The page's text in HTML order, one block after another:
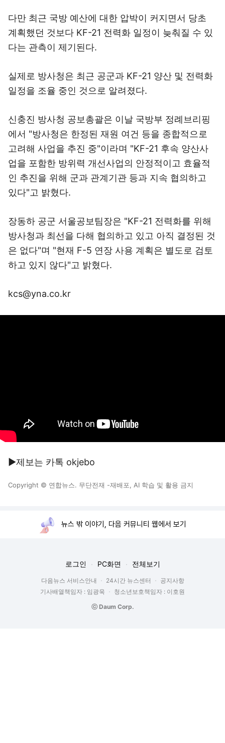
다만 최근 국방 예산에 대한 압박이 커지면서 당초
계획했던 것보다 KF-21 전력화 일정이 늦춰질 수 있
다는 관측이 제기된다.
실제로 방사청은 최근 공군과 KF-21 양산 및 전력화
일정을 조율 중인 것으로 알려졌다.
신충진 방사청 공보총괄은 이날 국방부 정례브리핑
에서 "방사청은 한정된 재원 여건 등을 종합적으로
고려해 사업을 추진 중"이라며 "KF-21 후속 양산사
업을 포함한 방위력 개선사업의 안정적이고 효율적
인 추진을 위해 군과 관계기관 등과 지속 협의하고
있다"고 밝혔다.
장동하 공군 서울공보팀장은 "KF-21 전력화를 위해
방사청과 최선을 다해 협의하고 있고 아직 결정된 것
은 없다"며 "현재 F-5 연장 사용 계획은 별도로 검토
하고 있지 않다"고 밝혔다.
kcs@yna.co.kr
▶제보는 카톡 okjebo
Copyright © 연합뉴스. 무단전재 -재배포, AI 학습 및 활용 금지
뉴스 밖 이야기, 다음 커뮤니티 웹에서 보기
로그인 PC화면 전체보기
다음뉴스 서비스안내 24시간 뉴스센터
공지사항
기사배열책임자 : 임광욱
청소년보호책임자 : 이호원
ⓒ Daum Corp.